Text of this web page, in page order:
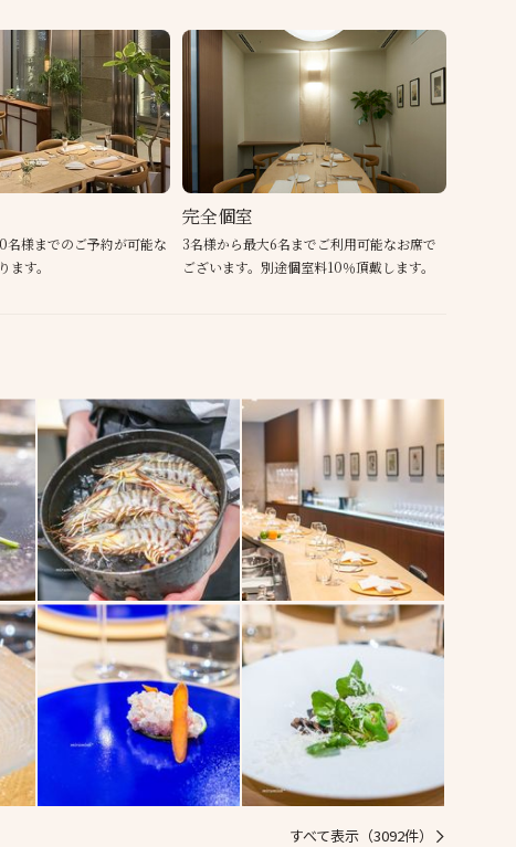
名様までのご予約が可能な
ます。
完全個室
3名様から最大6名までご利用可能なお席で
ございます。別途個室料10％頂戴します。
すべて表示（3092件）